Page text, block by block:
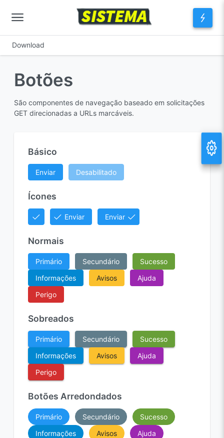
Download
Botões
São componentes de navegação baseado em solicitações
GET direcionadas a URLs marcáveis.
Básico
Enviar Desabilitado
Ícones
Enviar Enviar
Normais
Primário Secundário
Sucesso
Informações
Avisos
Ajuda
Perigo
Sobreados
Primário Secundário
Sucesso
Informações
Avisos
Ajuda
Perigo
Botões Arredondados
Primário Secundário
Sucesso
Informações
Avisos
Ajuda